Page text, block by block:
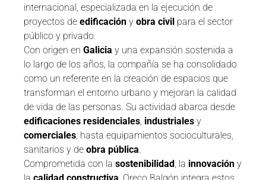
internacional, especializada en la ejecución de
proyectos de edificación y obra civil para el sector
público y privado.
Con origen en Galicia y una expansión sostenida a
lo largo de los años, la compañía se ha consolidado
como un referente en la creación de espacios que
transforman el entorno urbano y mejoran la calidad
de vida de las personas. Su actividad abarca desde
edificaciones residenciales, industriales y
comerciales, hasta equipamientos socioculturales,
sanitarios y de obra pública.
Comprometida con la sostenibilidad , la innovación y